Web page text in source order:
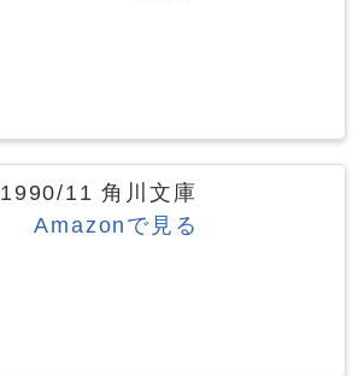
1990/11 角川文庫
Amazonで見る